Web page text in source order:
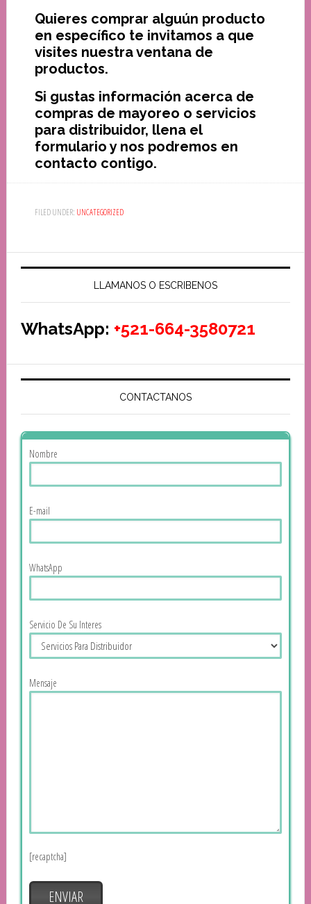
Quieres comprar alguún producto
en específico te invitamos a que
visites nuestra ventana de
productos.
Si gustas información acerca de
compras de mayoreo o servicios
para distribuidor, llena el
formulario y nos podremos en
contacto contigo.
FILED UNDER: UNCATEGORIZED
LLAMANOS O ESCRIBENOS
WhatsApp: +521-664-3580721
CONTACTANOS
Nombre
E-mail
WhatsApp
Servicio De Su Interes
Mensaje
[recaptcha]